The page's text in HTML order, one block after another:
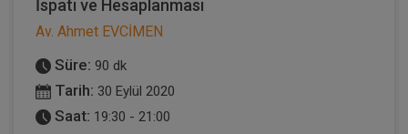
İspatı ve Hesaplanması
Av. Ahmet EVCİMEN
Süre: 90 dk
Tarih: 30 Eylül 2020
Saat: 19:30 - 21:00